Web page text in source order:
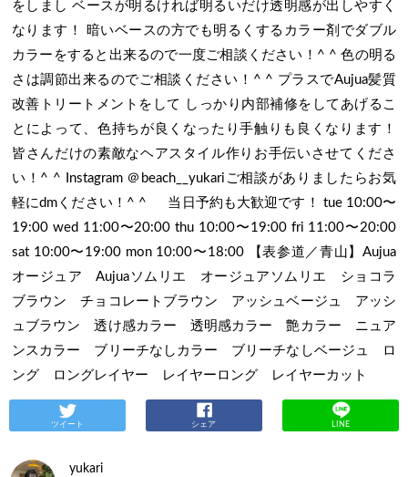
をしまし ベースが明るければ明るいだけ透明感が出しやすく
なります！ 暗いベースの方でも明るくするカラー剤でダブル
カラーをすると出来るので一度ご相談ください！^ ^ 色の明る
さは調節出来るのでご相談ください！^ ^ プラスでAujua髪質
改善トリートメントをして しっかり内部補修をしてあげるこ
とによって、色持ちが良くなったり手触りも良くなります！
皆さんだけの素敵なヘアスタイル作りお手伝いさせてくださ
い！^ ^ Instagram ＠beach__yukariご相談がありましたらお気
軽にdmください！^ ^ 当日予約も大歓迎です！ tue 10:00〜
19:00 wed 11:00〜20:00 thu 10:00〜19:00 fri 11:00〜20:00
sat 10:00〜19:00 mon 10:00〜18:00 【表参道／青山】Aujua
オージュア Aujuaソムリエ オージュアソムリエ ショコラ
ブラウン チョコレートブラウン アッシュベージュ アッシ
ュブラウン 透け感カラー 透明感カラー 艶カラー ニュア
ンスカラー ブリーチなしカラー ブリーチなしベージュ ロ
ング ロングレイヤー レイヤーロング レイヤーカット
ツイート シェア LINE
yukari